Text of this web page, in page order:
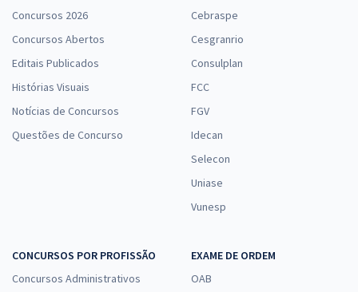
Concursos 2026
Concursos Abertos
Editais Publicados
Histórias Visuais
Notícias de Concursos
Questões de Concurso
Cebraspe
Cesgranrio
Consulplan
FCC
FGV
Idecan
Selecon
Uniase
Vunesp
CONCURSOS POR PROFISSÃO
Concursos Administrativos
EXAME DE ORDEM
OAB